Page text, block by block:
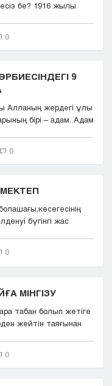
бе? 1916 жылы
0
9
Алланың жердегі ұлы
бірі – адам. Адам
0
бүгінгі жас
0
МІНГІЗУ
табан болып жетіге
жейтін таяғынан
0